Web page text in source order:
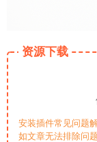
资源下载
安装插件常见问题
如文章无法排除问